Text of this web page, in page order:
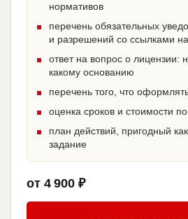
нормативов
перечень обязательных
и разрешений со ссылками
ответ на вопрос о лицензии:
какому основанию
перечень того, что
оценка сроков и стоимости
план действий, пригодный
задание
от 4 900 ₽